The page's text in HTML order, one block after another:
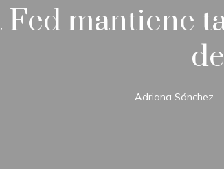
mantiene
Adriana Sánchez